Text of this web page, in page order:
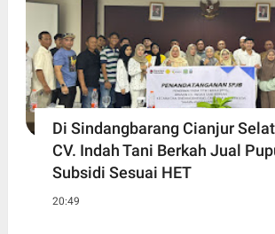
Di Sindangbarang Cianjur
CV. Indah Tani Berkah Jual
Subsidi Sesuai HET
20:49